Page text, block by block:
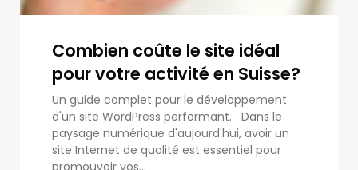
Combien coûte le site idéal
pour votre activité en Suisse?
Un guide complet pour le développement
d'un site WordPress performant. Dans le
paysage numérique d'aujourd'hui, avoir un
site Internet de qualité est essentiel pour
promouvoir vos...